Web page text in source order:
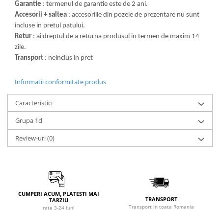
Garantie : termenul de garantie este de 2 ani.
Accesorii + saltea : accesoriile din pozele de prezentare nu sunt
incluse in pretul patului.
Retur : ai dreptul de a returna produsul in termen de maxim 14
zile.
Transport : neinclus in pret
Informatii conformitate produs
Caracteristici
Grupa 1d
Review-uri(0)
CUMPERI ACUM, PLATESTI MAI
TARZIU
rate 3-24 luni
TRANSPORT
Transport in toata Romania